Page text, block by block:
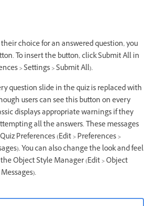
choice for an answered question, you
To insert the button, click Submit All in
> Settings > Submit All).
question slide in the quiz is replaced with
users can see this button on every
displays appropriate warnings if they
all the answers. These messages
Preferences (Edit > Preferences >
You can also change the look and feel
Object Style Manager (Edit > Object